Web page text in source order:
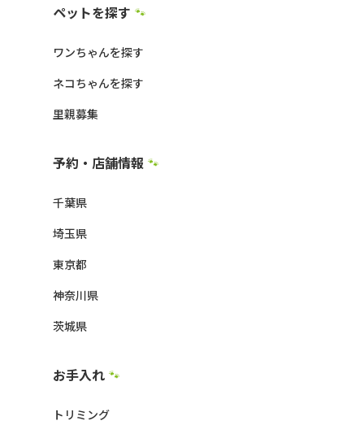
ペットを探す 🐾
ワンちゃんを探す
ネコちゃんを探す
里親募集
予約・店舗情報 🐾
千葉県
埼玉県
東京都
神奈川県
茨城県
お手入れ 🐾
トリミング